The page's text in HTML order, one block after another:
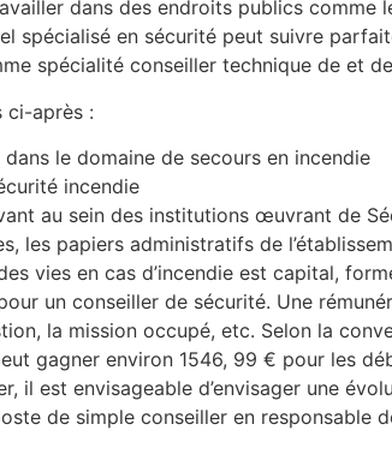
dans des endroits publics comme
spécialisé en sécurité peut suivre
spécialité conseiller technique de et
ci-après :
le domaine de secours en incendie
incendie
au sein des institutions œuvrant de
les papiers administratifs de
vies en cas d’incendie est capital,
un conseiller de sécurité. Une
la mission occupé, etc. Selon la
gagner environ 1546, 99 € pour les
il est envisageable d’envisager une
de simple conseiller en responsable